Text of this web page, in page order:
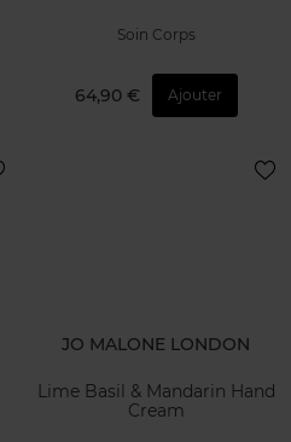
Soin Corps
64,90 € Ajouter
JO MALONE LONDON
Lime Basil & Mandarin Hand
Cream